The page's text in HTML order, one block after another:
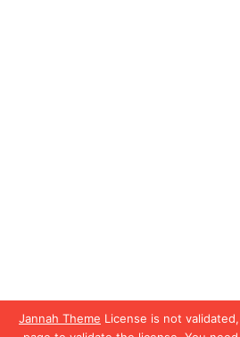
Jannah Theme License is not